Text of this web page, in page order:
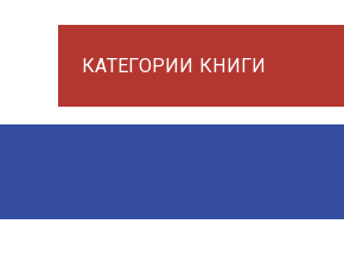
КАТЕГОРИИ КНИГИ